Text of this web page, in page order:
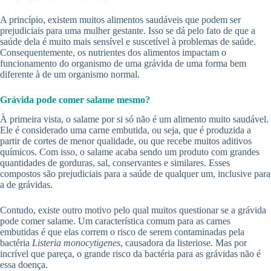
A princípio, existem muitos alimentos saudáveis que podem ser
prejudiciais para uma mulher gestante. Isso se dá pelo fato de que a
saúde dela é muito mais sensível e suscetível à problemas de saúde.
Consequentemente, os nutrientes dos alimentos impactam o
funcionamento do organismo de uma grávida de uma forma bem
diferente à de um organismo normal.
Grávida pode comer salame mesmo?
À primeira vista, o salame por si só não é um alimento muito saudável.
Ele é considerado uma carne embutida, ou seja, que é produzida a
partir de cortes de menor qualidade, ou que recebe muitos aditivos
químicos. Com isso, o salame acaba sendo um produto com grandes
quantidades de gorduras, sal, conservantes e similares. Esses
compostos são prejudiciais para a saúde de qualquer um, inclusive para
a de grávidas.
Contudo, existe outro motivo pelo qual muitos questionar se a grávida
pode comer salame. Um característica comum para as carnes
embutidas é que elas correm o risco de serem contaminadas pela
bactéria Listeria monocytigenes, causadora da listeriose. Mas por
incrível que pareça, o grande risco da bactéria para as grávidas não é
essa doença.